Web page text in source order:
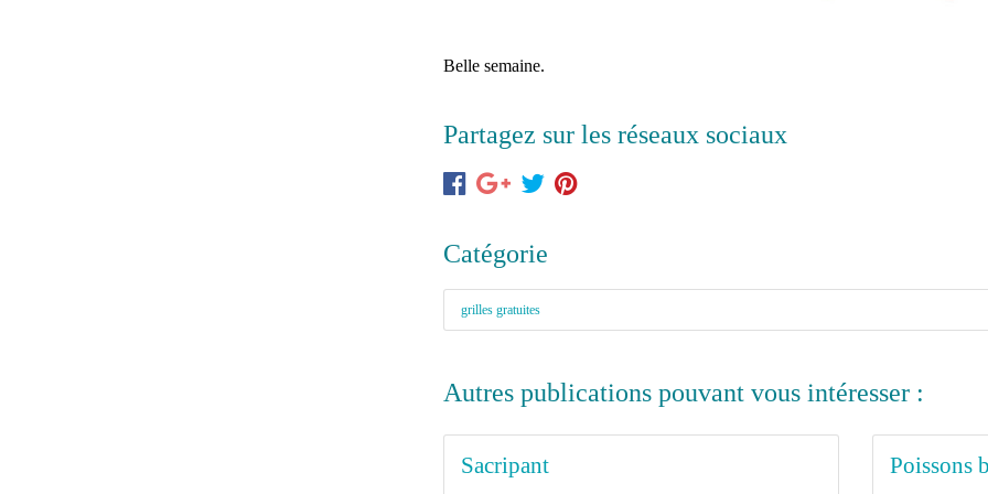
Belle semaine.
Partagez sur les réseaux sociaux
Catégorie
grilles gratuites
Autres publications pouvant vous intéresser :
Sacripant Poissons